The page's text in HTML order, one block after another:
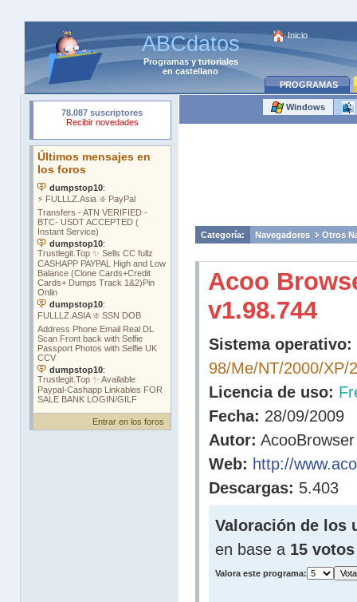
ABCdatos
Programasytutoriales
en castellano
Inicio
PROGRAMAS
Entrar en los foros
Windows
Categoría: Navegadores Otros
Acoo
v1.98.744
Sistema operativo:
98/Me/NT/2000/XP/
Licencia de uso:
Fecha: 28/09/2009
Autor: AcooBrowser
Web: http://
Descargas: 5.403
Valoración de los
en base a 15 votos
Valora este programa: